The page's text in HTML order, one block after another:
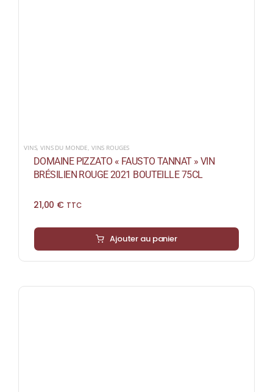
VINS,VINS DU MONDE VINS ROUGES
DOMAINE PIZZATO « FAUSTO TANNAT » VIN
BRÉSILIEN ROUGE 2021 BOUTEILLE 75CL
21,00 € TTC
Ajouter au panier